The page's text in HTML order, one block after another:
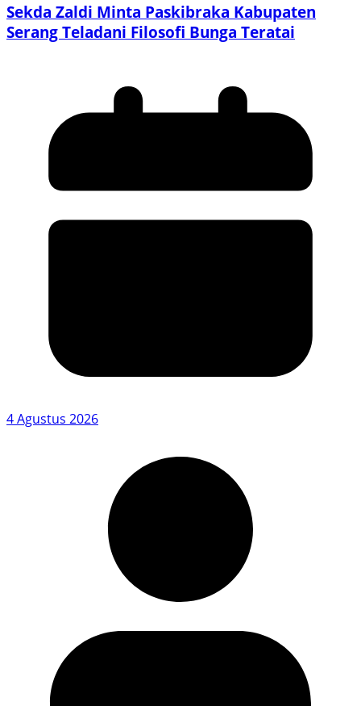
Sekda Zaldi Minta Paskibraka Kabupaten
Serang Teladani Filosofi Bunga Teratai
4 Agustus 2026